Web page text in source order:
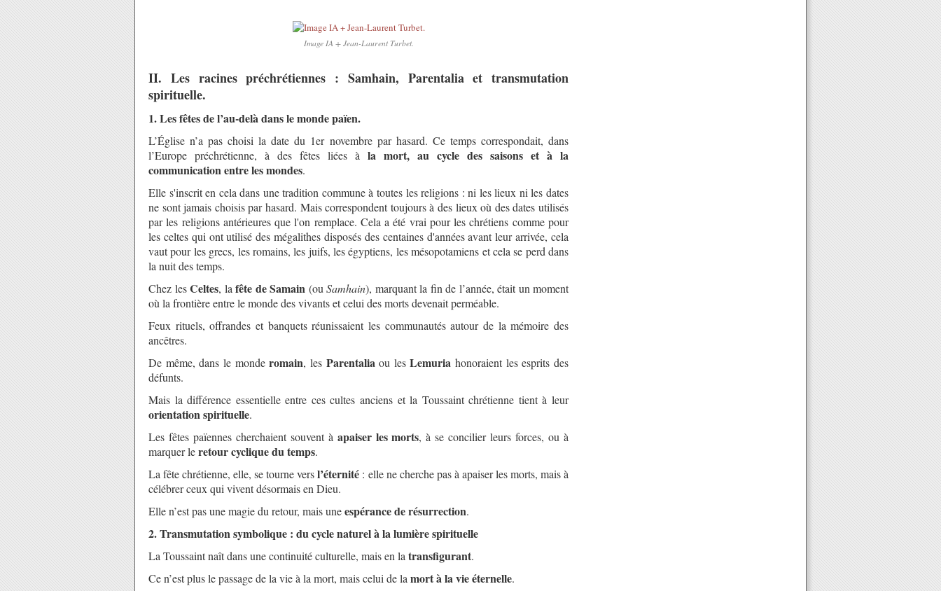
Image IA + Jean-Laurent Turbet.
II. Les racines préchrétiennes : Samhain, Parentalia et transmutation
spirituelle.
1. Les fêtes de l’au-delà dans le monde païen.
L’Église n’a pas choisi la date du 1er novembre par hasard. Ce temps correspondait, dans
l’Europe préchrétienne, à des fêtes liées à la mort, au cycle des saisons et à la
communication entre les mondes.
Elle s'inscrit en cela dans une tradition commune à toutes les religions : ni les lieux ni les dates
ne sont jamais choisis par hasard. Mais correspondent toujours à des lieux où des dates utilisés
par les religions antérieures que l'on remplace. Cela a été vrai pour les chrétiens comme pour
les celtes qui ont utilisé des mégalithes disposés des centaines d'années avant leur arrivée, cela
vaut pour les grecs, les romains, les juifs, les égyptiens, les mésopotamiens et cela se perd dans
la nuit des temps.
Chez lesCeltes, la fête de Samain (ou Samhain), marquant la fin de l’année, était un moment
où la frontière entre le monde des vivants et celui des morts devenait perméable.
Feux rituels, offrandes et banquets réunissaient les communautés autour de la mémoire des
ancêtres.
De même, dans le monderomain, les Parentalia ou lesLemuria honoraient les esprits des
défunts.
Mais la différence essentielle entre ces cultes anciens et la Toussaint chrétienne tient à leur
orientation spirituelle.
Les fêtes païennes cherchaient souvent à apaiser les morts, à se concilier leurs forces, ou à
marquer leretour cyclique du temps.
La fête chrétienne, elle, se tourne versl’éternité : elle ne cherche pas à apaiser les morts, mais à
célébrer ceux qui vivent désormais en Dieu.
Elle n’est pas une magie du retour, mais uneespérance de résurrection.
2. Transmutation symbolique : du cycle naturel à la lumière spirituelle
La Toussaint naît dans une continuité culturelle, mais en la transfigurant.
Ce n’est plus le passage de la vie à la mort, mais celui de la mort à la vie éternelle.